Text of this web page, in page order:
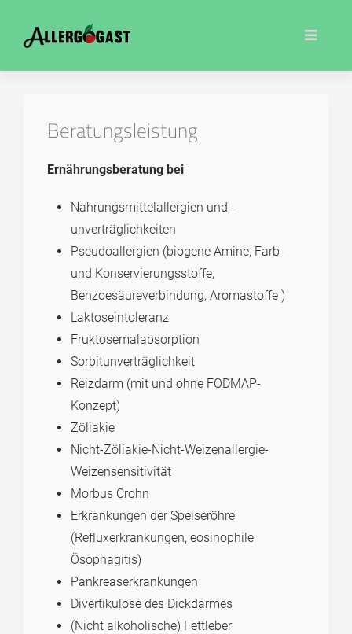
Beratungsleistung
Er­nährungs­beratung bei
Nahrungsmittelallergien und -
unverträglichkeiten
Pseudoallergien (biogene Amine, Farb-
und Konservierungsstoffe,
Benzoesäureverbindung, Aromastoffe )
Laktoseintoleranz
Fruktosemalabsorption
Sorbitunverträglichkeit
Reizdarm (mit und ohne FODMAP-
Konzept)
Zöliakie
Nicht-Zöliakie-Nicht-Weizenallergie-
Weizensensitivität
Morbus Crohn
Erkrankungen der Speiseröhre
(Refluxerkrankungen, eosinophile
Ösophagitis)
Pankreaserkrankungen
Divertikulose des Dickdarmes
(Nicht alkoholische) Fettleber